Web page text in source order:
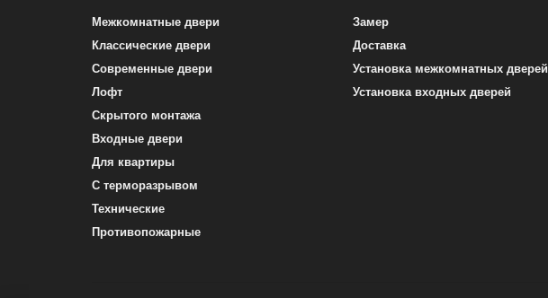
Межкомнатные двери
Классические двери
Современные двери
Лофт
Скрытого монтажа
Входные двери
Для квартиры
С терморазрывом
Технические
Противопожарные
Замер
Доставка
Установка межкомнатных дверей
Установка входных дверей